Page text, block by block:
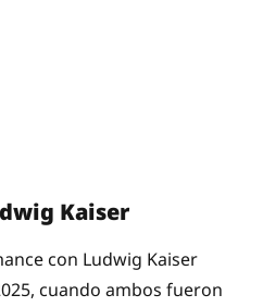
Kaiser
con Ludwig Kaiser
cuando ambos fueron